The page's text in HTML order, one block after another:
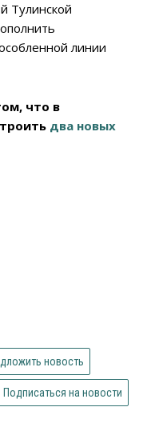
Тулинской
линии
что в
два новых
новость
Подписаться на новости